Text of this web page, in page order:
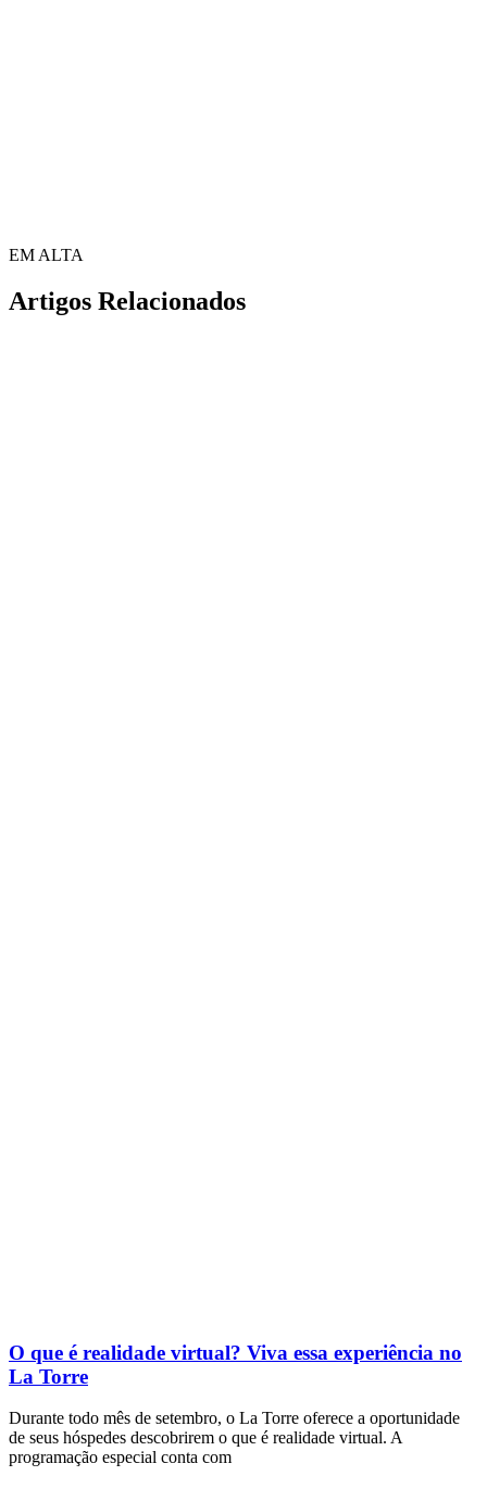
EM ALTA
Artigos Relacionados
O que é realidade virtual? Viva essa experiência no
La Torre
Durante todo mês de setembro, o La Torre oferece a oportunidade
de seus hóspedes descobrirem o que é realidade virtual. A
programação especial conta com